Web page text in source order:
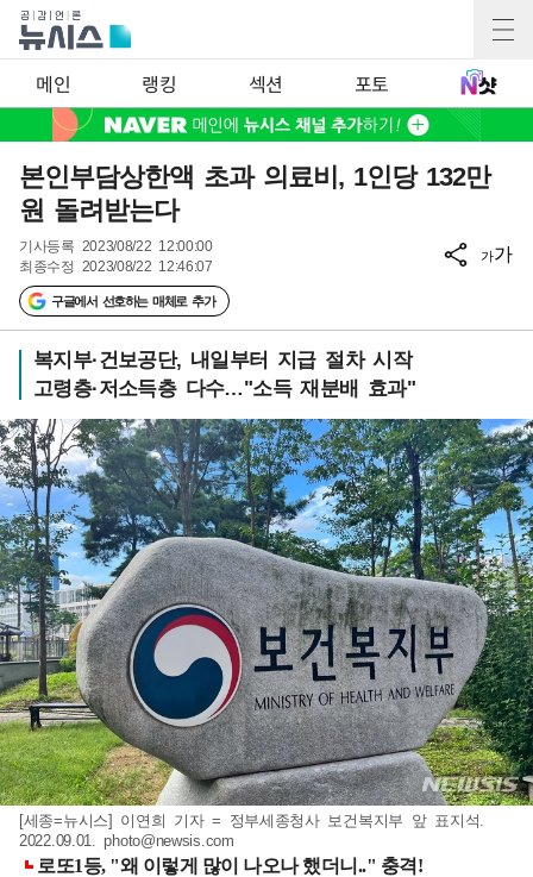
메인 랭킹 섹션 포토
본인부담상한액 초과 의료비, 1인당 132만
원 돌려받는다
기사등록 2023/08/22 12:00:00
최종수정 2023/08/22 12:46:07
구글에서 선호하는 매체로 추가
가가
복지부·건보공단, 내일부터 지급 절차 시작
고령층·저소득층 다수…"소득 재분배 효과"
[세종=뉴시스] 이연희 기자 = 정부세종청사 보건복지부 앞 표지석.
2022.09.01.photo@newsis.com